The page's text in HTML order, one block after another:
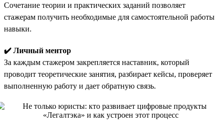
Сочетание теории и практических заданий позволяет
стажерам получить необходимые для самостоятельной работы
навыки.
✔️ Личный ментор
За каждым стажером закрепляется наставник, который
проводит теоретические занятия, разбирает кейсы, проверяет
выполненную работу и дает обратную связь.